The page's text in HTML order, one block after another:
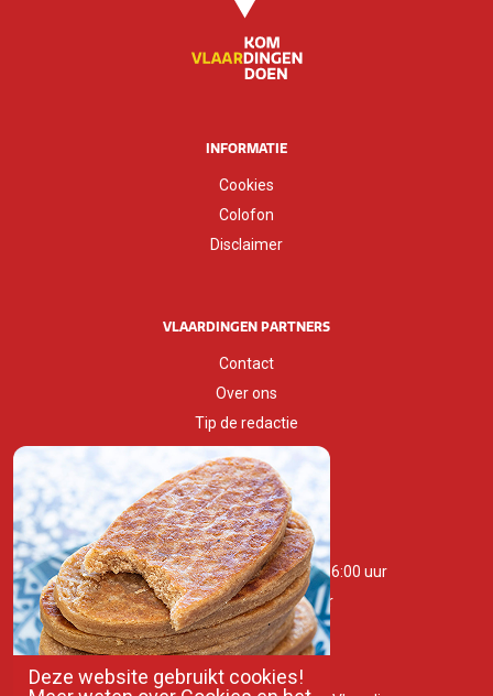
Deze website gebruikt cookies!
INFORMATIE
Cookies
Colofon
Disclaimer
VLAARDINGEN PARTNERS
Contact
Over ons
Tip de redactie
Huisstijlgids
OPENINGSTIJDEN
Maandag t/m zaterdag 10:00 - 16:00 uur
Zondag 11:00 - 16:00 uur